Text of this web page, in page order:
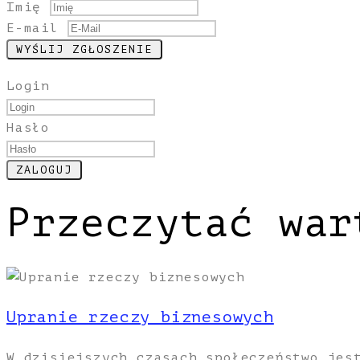
Imię
E-mail
Login
Hasło
Przeczytać
Upranie rzeczy biznesowych